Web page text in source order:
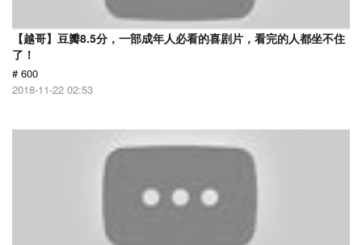
【越哥】豆瓣8.5分，一部成年人必看的喜剧片，看完的人都坐不住
了！
# 600
2018-11-22 02:53